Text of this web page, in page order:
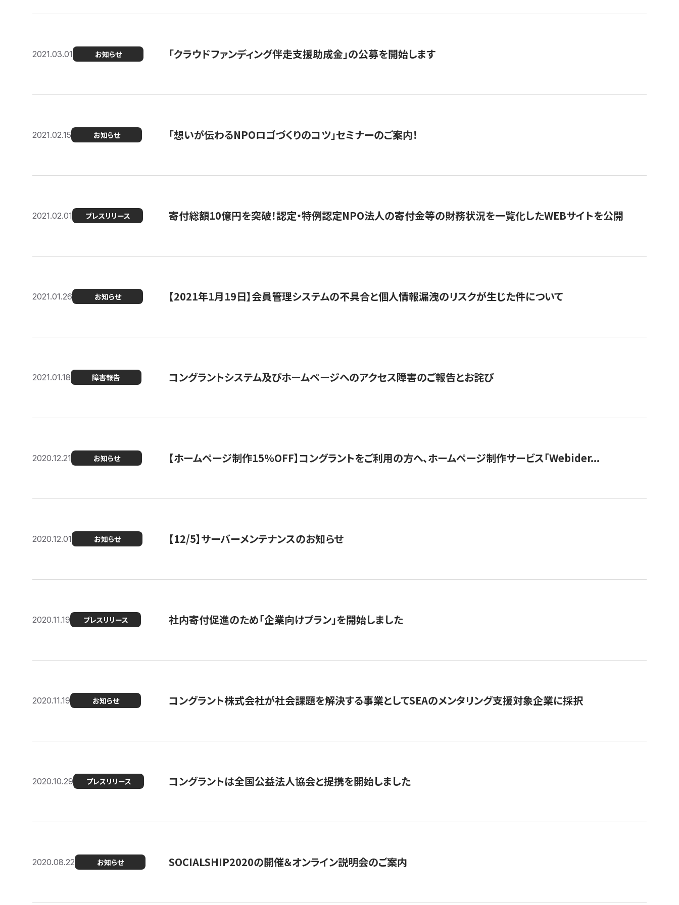
2021.03.01 お知らせ 「クラウドファンディング伴走支援助成金」の公募を開始します
2021.02.15 お知らせ 「想いが伝わるNPOロゴづくりのコツ」セミナーのご案内！
2021.02.01 プレスリリース 寄付総額10億円を突破！認定・特例認定NPO法人の寄付金等の財務状況を一覧化したWEBサイトを公開
2021.01.26 お知らせ 【2021年1月19日】会員管理システムの不具合と個人情報漏洩のリスクが生じた件について
2021.01.18 障害報告 コングラントシステム及びホームページへのアクセス障害のご報告とお詫び
2020.12.21 お知らせ 【ホームページ制作15％OFF】コングラントをご利用の方へ、ホームページ制作サービス「Webider...
2020.12.01 お知らせ 【12/5】サーバーメンテナンスのお知らせ
2020.11.19 プレスリリース 社内寄付促進のため「企業向けプラン」を開始しました
2020.11.19 お知らせ コングラント株式会社が社会課題を解決する事業としてSEAのメンタリング支援対象企業に採択
2020.10.29 プレスリリース コングラントは全国公益法人協会と提携を開始しました
2020.08.22 お知らせ SOCIALSHIP2020の開催＆オンライン説明会のご案内